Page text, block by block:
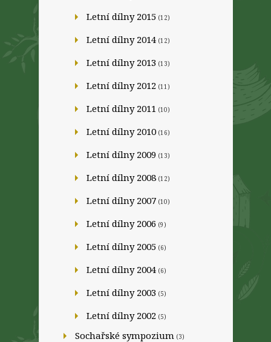
Letní dílny 2015 (12)
Letní dílny 2014 (12)
Letní dílny 2013 (13)
Letní dílny 2012 (11)
Letní dílny 2011 (10)
Letní dílny 2010 (16)
Letní dílny 2009 (13)
Letní dílny 2008 (12)
Letní dílny 2007 (10)
Letní dílny 2006 (9)
Letní dílny 2005 (6)
Letní dílny 2004 (6)
Letní dílny 2003 (5)
Letní dílny 2002 (5)
Sochařské sympozium (3)